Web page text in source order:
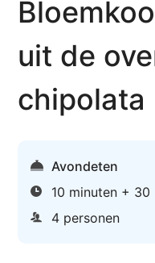
uit de
chipolata
Avondeten
10 minuten + 30
4 personen